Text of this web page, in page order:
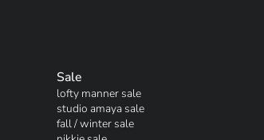
Sale
lofty manner sale
studio amaya sale
fall / winter sale